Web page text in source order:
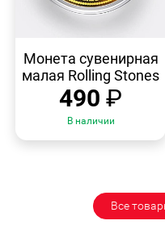
ПРОСМОТР
Монета сувенирная
малая Rolling Stones
490 ₽
В наличии
Все